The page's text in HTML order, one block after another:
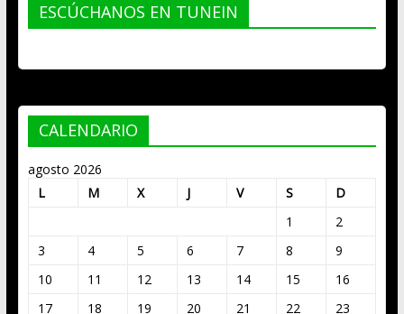
ESCÚCHANOS EN TUNEIN
CALENDARIO
agosto 2026
L
M X J V S
D
1
2
3
4 5 6 7 8
9
10
11 12 13 14 15
16
17
18 19 20 21 22 23